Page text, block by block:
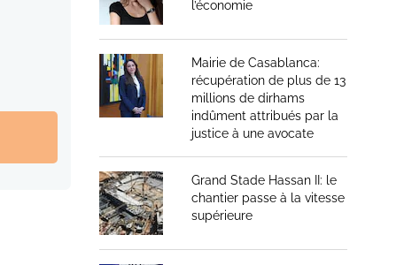
l’économie
Mairie de Casablanca:
récupération de plus de 13
millions de dirhams
indûment attribués par la
justice à une avocate
Grand Stade Hassan II: le
chantier passe à la vitesse
supérieure